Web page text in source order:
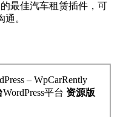
的最佳汽车租赁插件，可
。
– WpCarRently
WordPress平台 资源版